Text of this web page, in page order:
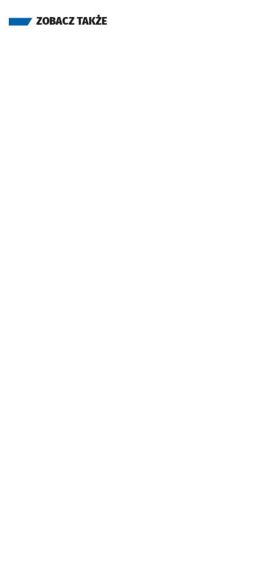
ZOBACZ TAKŻE